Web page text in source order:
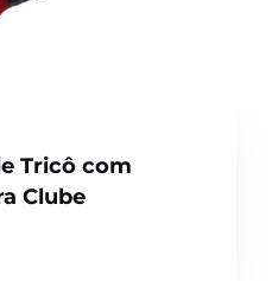
Tricô com
Clube